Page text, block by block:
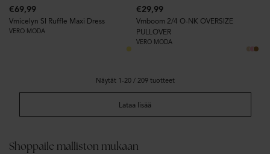
€69,99
Vmicelyn Sl Ruffle Maxi Dress
VERO MODA
€29,99
Vmboom 2/4 O-NK OVERSIZE
PULLOVER
VERO MODA
Näytät 1-20 / 209 tuotteet
Lataa lisää
Shoppaile malliston mukaan